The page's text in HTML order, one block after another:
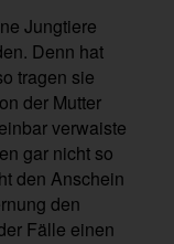
Jungtiere
Denn hat
tragen sie
der Mutter
verwaiste
gar nicht so
den Anschein
den
Fälle einen